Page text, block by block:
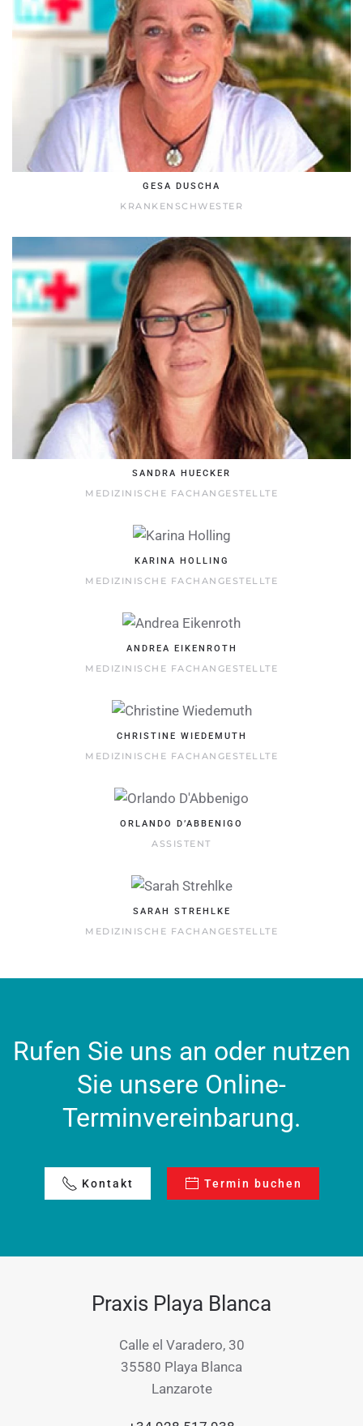
GESA DUSCHA
KRANKENSCHWESTER
SANDRA HUECKER
MEDIZINISCHE FACHANGESTELLTE
KARINA HOLLING
MEDIZINISCHE FACHANGESTELLTE
ANDREA EIKENROTH
MEDIZINISCHE FACHANGESTELLTE
CHRISTINE WIEDEMUTH
MEDIZINISCHE FACHANGESTELLTE
ORLANDO D’ABBENIGO
ASSISTENT
SARAH STREHLKE
MEDIZINISCHE FACHANGESTELLTE
Rufen Sie uns an oder nutzen
Sie unsere Online-
Terminvereinbarung.
Kontakt Termin buchen
Praxis Playa Blanca
Calle el Varadero, 30
35580 Playa Blanca
Lanzarote